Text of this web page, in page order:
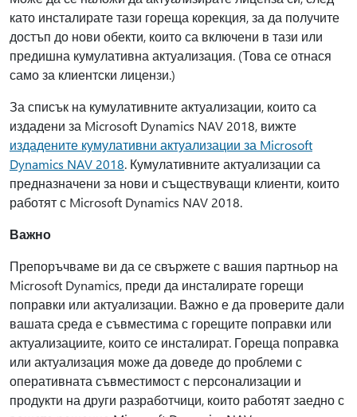
като инсталирате тази гореща корекция, за да получите
достъп до нови обекти, които са включени в тази или
предишна кумулативна актуализация. (Това се отнася
само за клиентски лицензи.)
За списък на кумулативните актуализации, които са
издадени за Microsoft Dynamics NAV 2018, вижте
издадените кумулативни актуализации за Microsoft
Dynamics NAV 2018. Кумулативните актуализации са
предназначени за нови и съществуващи клиенти, които
работят с Microsoft Dynamics NAV 2018.
Важно
Препоръчваме ви да се свържете с вашия партньор на
Microsoft Dynamics, преди да инсталирате горещи
поправки или актуализации. Важно е да проверите дали
вашата среда е съвместима с горещите поправки или
актуализациите, които се инсталират. Гореща поправка
или актуализация може да доведе до проблеми с
оперативната съвместимост с персонализации и
продукти на други разработчици, които работят заедно с